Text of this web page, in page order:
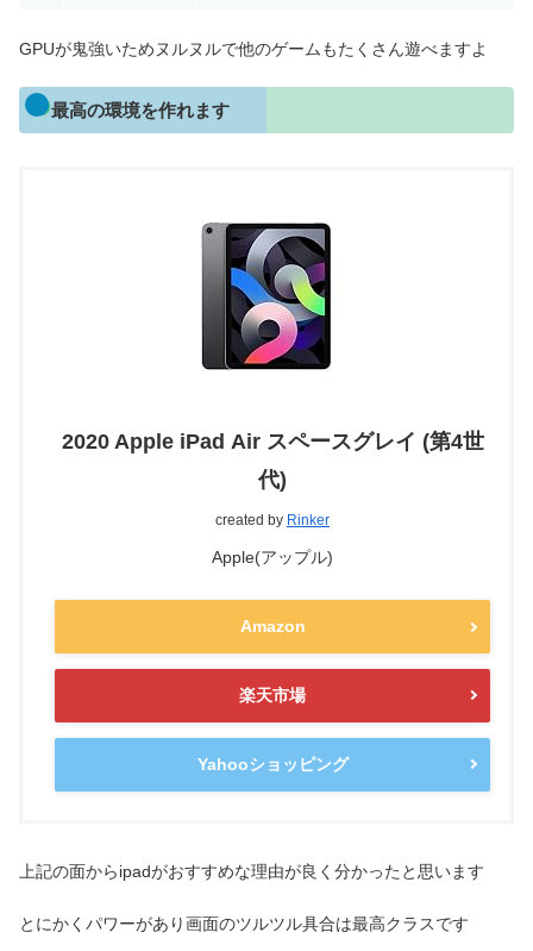
GPUが鬼強いためヌルヌルで他のゲームもたくさん遊べますよ
最高の環境を作れます
2020 Apple iPad Air スペースグレイ (第4世
代)
created by Rinker
Apple(アップル)
Amazon
楽天市場
Yahooショッピング
上記の面からipadがおすすめな理由が良く分かったと思います
とにかくパワーがあり画面のツルツル具合は最高クラスです